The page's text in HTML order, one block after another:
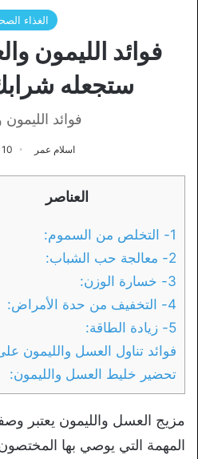
الغذاء
ستجعله
فوائد
اسلام عمر 10 يونيو، 2020
العناصر
1- التخلص من السموم:
2- معالجة حب الشباب:
3- خسارة الوزن:
4- التخفيف من حدة الأمراض:
5- زيادة الطاقة:
فوائد تناول العسل والليمون
تحضير خليط العسل والليمون:
مزيج العسل والليمون يعتبر
المهمة التي يوصي بها